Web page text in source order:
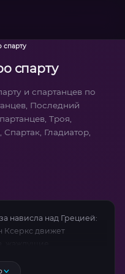
спарту
и спартанцев по
Последний
Троя,
Гладиатор,
нависла над Грецией:
Ксеркс движет
с горсткой